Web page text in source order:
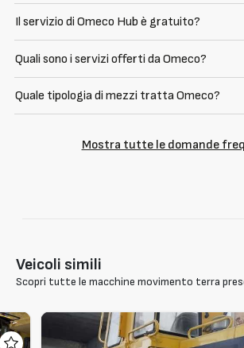
Il servizio di Omeco Hub è gratuito?
Quali sono i servizi offerti da Omeco?
Quale tipologia di mezzi tratta Omeco?
Mostra tutte le domande
Veicoli simili
Scopri tutte le macchine movimento terra